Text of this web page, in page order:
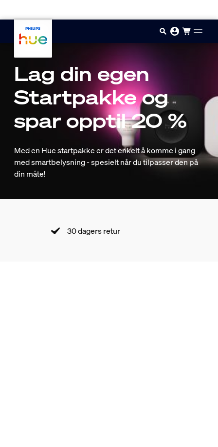
Lag din egen
Startpakke og
spar opptil 20 %
Med en Hue startpakke er det enkelt å komme i gang
med smartbelysning - spesielt når du tilpasser den på
din måte!
30 dagers retur